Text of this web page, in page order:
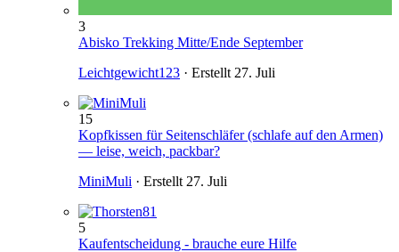
3
Abisko Trekking Mitte/Ende September
Leichtgewicht123 · Erstellt 27. Juli
15
Kopfkissen für Seitenschläfer (schlafe auf den Armen)
— leise, weich, packbar?
MiniMuli · Erstellt 27. Juli
5
Kaufentscheidung - brauche eure Hilfe